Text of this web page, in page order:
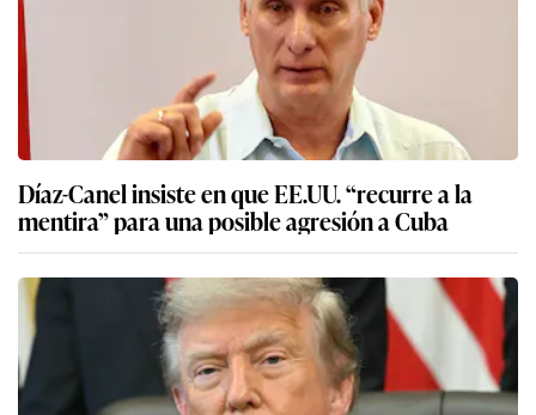
Díaz-Canel insiste en que EE.UU. “recurre a la
mentira” para una posible agresión a Cuba